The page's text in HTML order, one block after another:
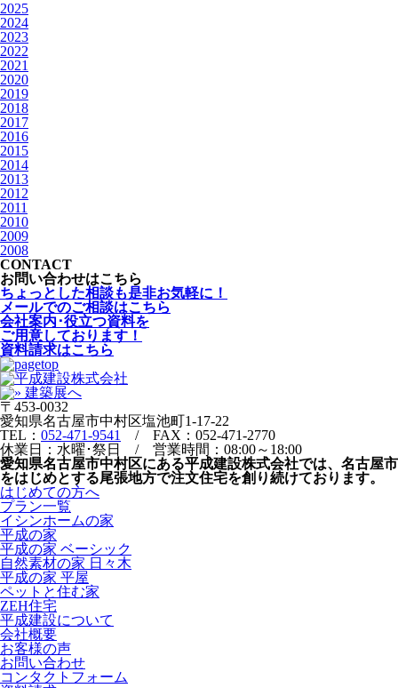
2025
2024
2023
2022
2021
2020
2019
2018
2017
2016
2015
2014
2013
2012
2011
2010
2009
2008
CONTACT
お問い合わせはこちら
ちょっとした相談も是非お気軽に！
メールでのご相談はこちら
会社案内･役立つ資料を
ご用意しております！
資料請求はこちら
〒453-0032
愛知県名古屋市中村区塩池町1-17-22
TEL： 052-471-9541
/ FAX：052-471-2770
休業日：水曜･祭日 / 営業時間：08:00～18:00
愛知県名古屋市中村区にある平成建設株式会社では、名古屋市
をはじめとする尾張地方で注文住宅を創り続けております。
はじめての方へ
プラン一覧
イシンホームの家
平成の家
平成の家 ベーシック
自然素材の家 日々木
平成の家 平屋
ペットと住む家
ZEH住宅
平成建設について
会社概要
お客様の声
お問い合わせ
コンタクトフォーム